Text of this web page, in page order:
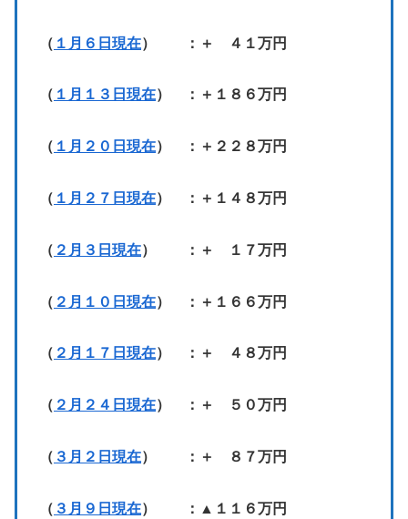
（ １月６日現在） ：＋ ４１万円
（ １月１３日現在） ：＋１８６万円
（ １月２０日現在） ：＋２２８万円
（ １月２７日現在） ：＋１４８万円
（ ２月３日現在） ：＋ １７万円
（ ２月１０日現在） ：＋１６６万円
（ ２月１７日現在） ：＋ ４８万円
（ ２月２４日現在） ：＋ ５０万円
（ ３月２日現在） ：＋ ８７万円
（ ３月９日現在） ：▲１１６万円